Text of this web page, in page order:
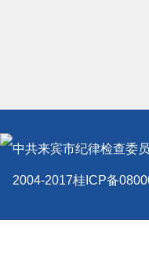
中共来宾市纪律检查委
2004-2017桂ICP备